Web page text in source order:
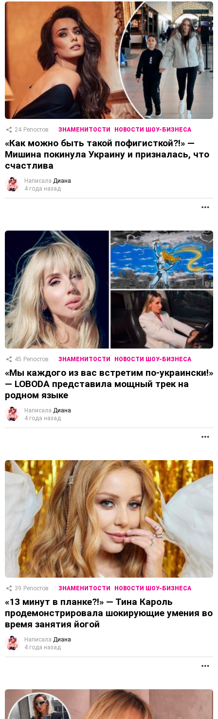
24 Репостов ЗНАМЕНИТОСТИ НОВОСТИ ШОУ-БИЗНЕСА
«Как можно быть такой пофигисткой?!» —
Мишина покинула Украину и призналась, что
счастлива
Написала Диана
4 года назад
45 Репостов ЗНАМЕНИТОСТИ НОВОСТИ ШОУ-БИЗНЕСА
«Мы каждого из вас встретим по-украински!»
— LOBODA представила мощный трек на
родном языке
Написала Диана
4 года назад
39 Репостов ЗНАМЕНИТОСТИ НОВОСТИ ШОУ-БИЗНЕСА
«13 минут в планке?!» — Тина Кароль
продемонстрировала шокирующие умения во
время занятия йогой
Написала Диана
4 года назад